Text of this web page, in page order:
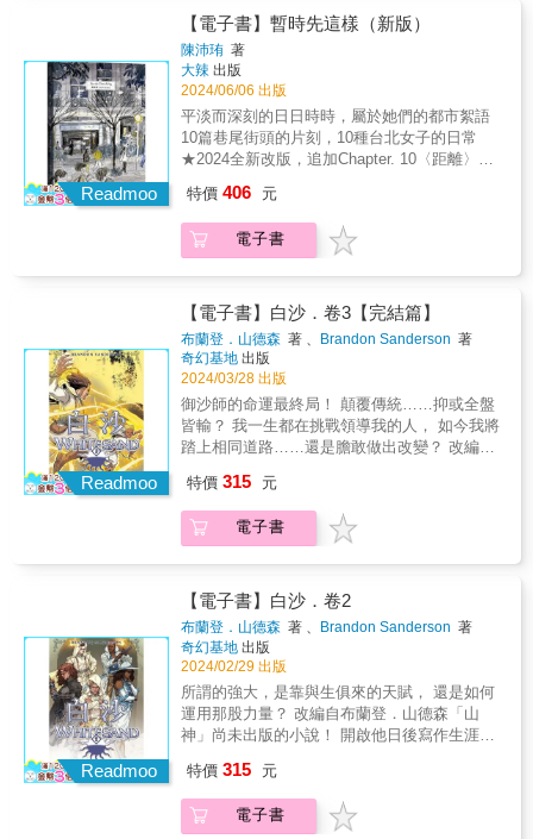
徒弟則見證了一個充滿黑暗與誘惑的世界祕
密。故事介紹：（全書並無章節之分，僅由畫
風或顏色轉變做區隔）-艾可以第一人稱陳述獲
得手稿（年邁修士阿德索記述年少往事）之緣
由；-中世紀政教之爭背景說明；-見習僧阿德索
跟隨方濟各會修士威廉前往修道院；-院長委託
威廉調查一樁僧侶離奇死亡案；-阿德索見到修
道院中來自不同地方的僧侶，理解了他們各自
在書本知識傳承中扮演的角色（細密畫裝飾、
現；-威廉和阿德索潛入發生第一起命案的圖書
館，阿德索在迷藥影響下產生幻覺；-聽打雜的
僧侶薩瓦托雷以及避居修道院的老僧侶鄔勃汀
諾描述自身經歷，阿德索開始對「異端」的認
定（宗教準則）感到迷惑，隨後他於深夜到廚
房喝水時遇見一名少女，意外初嘗禁果……
然與巧合持續編織關係，由想像力媒合，人能
夠在暫時狀態裡變換站立的姿勢。──顏訥│作
家、學者&
天到晚卡到這裡、撞到那裡的點滴架，一起演
出有如好萊塢經典電影《我倆沒有明天》
（Bonnie and Clyde）裡的戲碼：他們偷偷開
走獵人的老舊皮卡、去酒吧玩吃角子老虎賺旅
費，還一起喬裝成人類的樣子投宿旅社，隔天
一早當他們相親相愛踏出房門，竟然和隔壁的
房客撞個正著，他們的命運從這裡急轉直
會結束！】究竟這段兔子與野狼的「點滴之
旅」終點在哪裡？兔子的下場是什麼？荒野孤
狼會找到他的歸宿嗎？◆我一翻開書，就被故
餘的話……他們是承受苦難者、提供慰藉者，
以及傳遞希望者；他們有脆弱、有美德，但也
充滿幽默感……書中雖然沒有提到「癌症」兩
字，但作者約瑟芬妮．馬克明顯在處理自己的
化療經歷。她的畫風詼諧幽默，細膩描繪出病
史中微不足道的細節，例如藥物導致的臭味。
約瑟芬妮．馬克將痛苦、絕望與對生命的美好
渴望，融入圖像故事的世界中，卻又十分貼近
真實的人生。──────西吉．瑟斯（Siggi
Zeitung）■德國網路書店讀者感動好評：──這
本書讓我的額葉融化在幸福之中！封面與封底
之間，盡是滿滿的溫暖！……題材嚴肅但是故
事非常可愛，不管讀幾次都不會膩。──這本圖
像小說不只圖畫好得驚人、脈絡分明，而且引
人省思。翻開書，很快就會發現角色與故事裡
頭藏著許多真摯的情感與個人經歷……故事異
常感動人心，兔子的病況，與詼諧的角色塑
造、驚濤駭浪的事件，形成鮮明的對比。閱讀
時，淚水會不由得在眼眶裡打轉。 ──對我來
說，這是一本完美的藝術創作，完全沒有可以
挑剔的地方。──嚴肅的主題經過精心包裝，閱
讀時被喜劇效果逗得捧腹大笑，同時又為兩個
主角的友誼而感動不已。──我買這本書送給自
己和妻子，而我八十歲了。──我尤其喜歡書中
水，也讓人領悟到友誼的複雜性。」——《語
文藝術評論》，全美英語教師協會優秀書籍
（NCTE Notable Book in the Language Arts
Review）「這是一本罕見的真正適合所有年齡
層讀者的圖像小說，雖然沒有文字（除了偶爾
出現的標誌、印刷品字樣，以及狀聲詞和感嘆
聲），但當中充滿足以吸引孩子的幽默事件，
以及那些經歷過情感友誼變遷的成年人才能理
解的苦樂參半洞見。」——《童書中心公報》
（The Bulletin of the Center for Children，s
Books）推薦書籍◆一隻小狗與機器人的故
事，正是你我埋藏在心中的那個故事。2023-
編自圖文創作者莎拉．維朗的同名圖像小說。
西班名導帕布羅．貝嘉（Pablo Berger）在看過
原著之後，久久無法忘懷，讓從未執導過動畫
片的他毅然投入製作，最終以它擄獲各大影展
獎項、影評人的心，並且感動全球觀眾。莎
拉．維朗的原著脱去了電影的豐富、華麗、飽
滿，以同時適合大人、小孩的俐落敘事風格，
訴說了小狗與機器人在短暫的彼此陪伴之後，
如何因為小小的意外插曲而分離，又如何在分
器人》不論是原著或動畫，皆呈現了時間在情
感中的作用力，不論它是帶走了什麼，或是留
下了什麼。小狗與機器人的感情，可能象徵一
段未能延續的友誼，也可能是一場戛然而止的
愛情，而機器人最終選擇做的那件事，讓他們
在彼此生活中最後一次以最完美的方式再次連
結在一起。謝謝你曾經讓我的生活變得值得期
待，謝謝你讓我懂得下一次如何好好去愛。
矚目韓國新世代漫畫家星溧首部作品 ★獲選韓
國漫畫振興院2020年50部最佳漫畫 ★韓國第一
位榮獲日本國際漫畫獎首獎作者 ★Instagram追
蹤人數超過40萬人 Mangasick 𝐘𝐨𝐧𝐠 詠｜插畫
家 王葳 Wei Wang｜插畫家 吳平稑｜漫畫評論
人／IG：格格俱樂部 星期一回收日｜漫畫家 倉
鼠球營業中｜日劇✕漫畫評論粉專 陳沛珛｜繪
本／漫畫創作者 陳怡靜｜自由撰稿人／大人的
漫畫社 主持人 ──推薦 兩場在夏日的偶然相
柱燦個性內向，在學校中總被同儕霸凌的他，
唯一的好友是貓咪奇奇。然而，奇奇消失了，
街坊鄰居要柱燦在彩虹出現前找到貓咪的靈
尋找奇奇時，他遇到了一位彷彿透析貓一舉一
動的神祕女孩智秀…… 〈全景〉中的海理為了
實現遭到霸凌的好友秀美的願望，獨自前往沖
繩。在被大海圍繞的沖繩海灘，一位長相酷似
秀美、穿著水手服的學生千惠，不知何故偷了
海理的相機，而海理為了拿回相機，偶然發現
千惠正在被不良少女脅迫。秀美與千惠的身影
能幫助千惠嗎？ 「我目前正在做的事，是捕捉
某天或許會消失、或者已經消失的日常的風
景， 盡量正確地把它們記錄在紙上。 」 ──星
出亮晃晃的太陽下彷彿永恆不變的街道、植被
與海灘，孩子們以此為舞台失去了他們珍貴的
事物，並全力奔跑試圖填滿內心情感的破口。
伴著熱氣的蒸騰與轟轟蟬鳴，星溧注視著青春
的殘忍，失去的終將失去，偶然相遇所展開的
新關係卻會帶來轉變與療癒的可能。 感動推薦
── 2019年末注意到星溧，把他介紹給
Mangasick的讀者。那時他還是即將畢業的藝
大生。我們眼睜睜看著他獨立出版《在夏
業出版單行本，整整四年後才終於等到台版。
我們知道他擅長運用精巧色感創造視覺上燦
Readmoo
【電子書】暫時先這樣（新版）
陳沛珛 著
大辣 出版
2024/06/06 出版
平淡而深刻的日日時時，屬於她們的都市絮語
10篇巷尾街頭的片刻，10種台北女子的日常
★2024全新改版，追加Chapter. 10〈距離〉以
原因在此停留，求學、追夢、戀愛、工作、成
家……而在當下的過程，或許只是想著：「暫
時，先這樣。」每個人都是過客，每個人也都
說類首獎★已售出法文、越南文、簡體中文版
權沛珛的畫作具有某種張力，如果要說的話，
我認為她將傳統的刺點延伸，拓展為邊界，與
光暈。到底怎麼做到的？雖然畫的是大都市中
的各種小插曲，但她的故事往往也能打動畢業
後即遠離台北的我。那些寂寞和錯身的遺憾，
如何能精準打中？初讀《暫時先這樣》時，我
以為那是一種青春的迴響，重讀新版後我發
現，沛珛比她自己能想像的更具野心，她挑戰
陲之外的可能。——潘家欣（作家╱《玩物
誌》作者）插畫家陳沛珛頗具靈氣的圖畫小說
作品《暫時先這樣》，樸拙的線條，水彩派泥
寫實而細緻地呈現出典型台灣城市圖像：高速
公路上望不見盡頭的回堵車流、高架橋邊老舊
住宅櫛比鱗次的窗、懸垂在窗外的冷氣機……
我尤其喜歡畫作裡那些人物的日常。
――OPEN BOOK〈讀漫畫〉專欄╱作者吳妮
民（作家）沒多久包裹送達，我迫不及待拆開
外層的包裝，快速翻讀著新書扉頁，感受一陣
配上拙樸的筆感，再覆蓋灰藍色的低飽和及低
明度，剎那間有一股悵然卻又親近、冷暖摻
雜。我知道這就是「台北的模樣」、「台北的
特價 406 元
電子書
Readmoo
【電子書】白沙．卷3【完結篇】
布蘭登．山德森 著 、 Brandon Sanderson 著
奇幻基地 出版
2024/03/28 出版
御沙師的命運最終局！ 顛覆傳統……抑或全盤
皆輸？ 我一生都在挑戰領導我的人， 如今我將
踏上相同道路……還是膽敢做出改變？ 改編自
啟他日後寫作生涯的雛形起點—— 雨果獎得
主、邪惡奇幻天才布蘭登．山德森 全新魔法與
冒險傳奇大完結！ ★完整收錄國外最新版故事
視覺的方式，將寰宇中至關重要的一章呈現在
讀者面前！ ★完整收錄「白沙祕典」，一窺泰
爾丹的魔法運作、人文風俗及物種生態！ 「在
我所有的魔法中，御沙術在本質上是最具視覺
效果，也是最適合改編成圖像小說的魔法。」
——布蘭登．山德森 「《白沙》是山德森寰宇
世界中隱藏的瑰寶。」——Tor.com奇科幻小說
雜誌網站 ╳╳╳ 泰爾丹這顆沙漠星球處於兩個
恆星之間， 因此一邊始終處於光明之中，另一
在擁有光明的沙地上…… 坎頓力量不足、不堪
重負，但面對政治和個人力量的合謀下，他必
特價 315 元
電子書
Readmoo
【電子書】白沙．卷2
布蘭登．山德森 著 、 Brandon Sanderson 著
奇幻基地 出版
2024/02/29 出版
所謂的強大，是靠與生俱來的天賦， 還是如何
運用那股力量？ 改編自布蘭登．山德森「山
神」尚未出版的小說！ 開啟他日後寫作生涯的
登．山德森 全新魔法與冒險傳奇 ★完整收錄國
外最新版故事內容！ ★泰爾丹魔法系統首次完
整登場，一場日與暗、沙與御沙師之戰躍然紙
特價 315 元
電子書